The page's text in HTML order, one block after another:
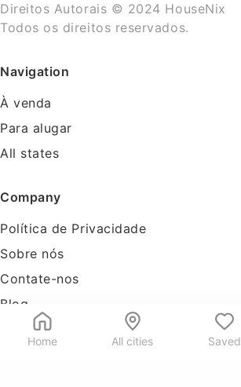
Home All cities Saved
Direitos Autorais © 2024 HouseNix
Todos os direitos reservados.
Navigation
À venda
Para alugar
All states
Company
Política de Privacidade
Sobre nós
Contate-nos
Blog
Tools